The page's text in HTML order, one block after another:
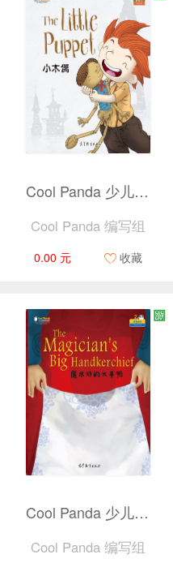
Cool Panda 少儿汉语教学资源2 · 我自己 ·小木偶（捆绑产品）
Cool Panda 编写组
0.00 元 收藏
Cool Panda 少儿汉语教学资源2 · 中国文化 · 魔术师的大手帕（捆绑产品）
Cool Panda 编写组